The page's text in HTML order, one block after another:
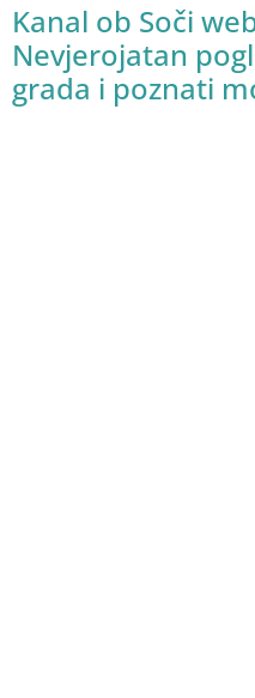
Kanal ob Soči
Nevjerojatan
grada i poznati